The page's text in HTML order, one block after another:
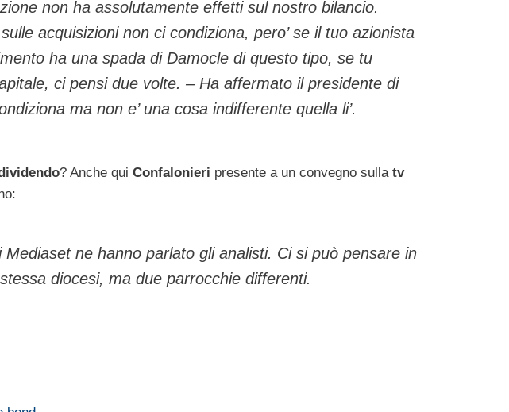
non ha assolutamente effetti sul nostro bilancio.
acquisizioni non ci condiziona, pero’ se il tuo azionista
ha una spada di Damocle di questo tipo, se tu
ci pensi due volte. – Ha affermato il presidente di
ma non e’ una cosa indifferente quella li’.
? Anche qui Confalonieri presente a un convegno sulla tv
Mediaset ne hanno parlato gli analisti. Ci si può pensare in
diocesi, ma due parrocchie differenti.